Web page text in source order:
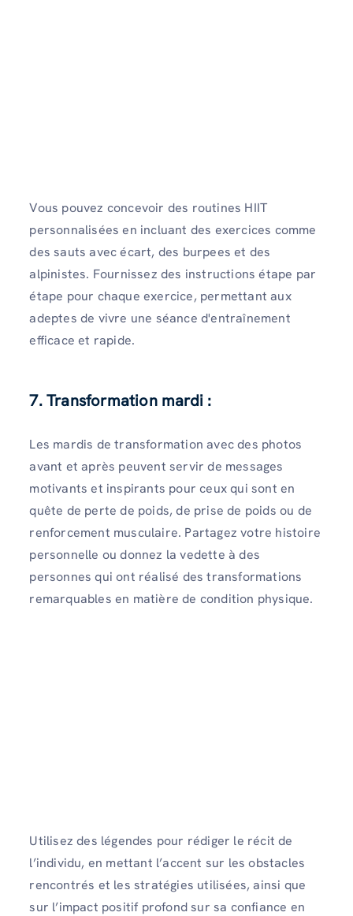
Vous pouvez concevoir des routines HIIT
personnalisées en incluant des exercices comme
des sauts avec écart, des burpees et des
alpinistes. Fournissez des instructions étape par
étape pour chaque exercice, permettant aux
adeptes de vivre une séance d'entraînement
efficace et rapide.
7. Transformation mardi :
Les mardis de transformation avec des photos
avant et après peuvent servir de messages
motivants et inspirants pour ceux qui sont en
quête de perte de poids, de prise de poids ou de
renforcement musculaire. Partagez votre histoire
personnelle ou donnez la vedette à des
personnes qui ont réalisé des transformations
remarquables en matière de condition physique.
Utilisez des légendes pour rédiger le récit de
l’individu, en mettant l’accent sur les obstacles
rencontrés et les stratégies utilisées, ainsi que
sur l’impact positif profond sur sa confiance en